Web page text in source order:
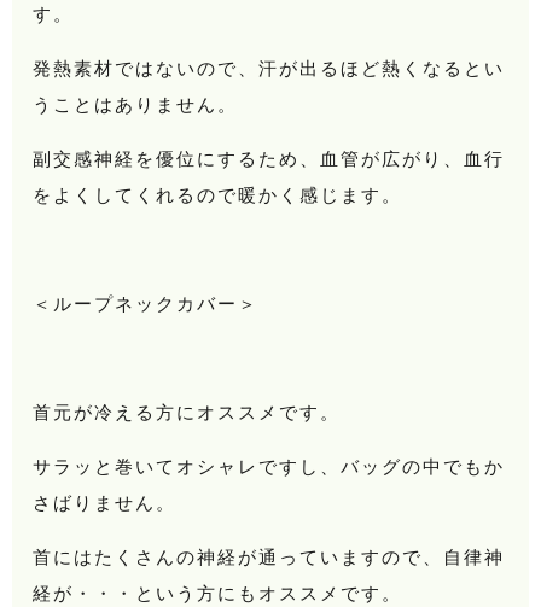
す。
発熱素材ではないので、汗が出るほど熱くなるとい
うことはありません。
副交感神経を優位にするため、血管が広がり、血行
をよくしてくれるので暖かく感じます。
＜ループネックカバー＞
首元が冷える方にオススメです。
サラッと巻いてオシャレですし、バッグの中でもか
さばりません。
首にはたくさんの神経が通っていますので、自律神
経が・・・という方にもオススメです。